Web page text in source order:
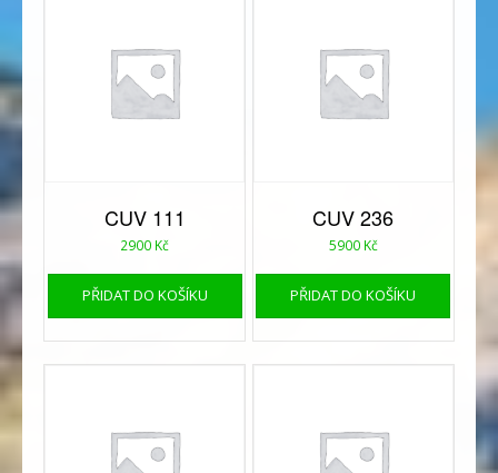
CUV 111
2900 Kč
PŘIDAT DO KOŠÍKU
CUV 236
5900 Kč
PŘIDAT DO KOŠÍKU